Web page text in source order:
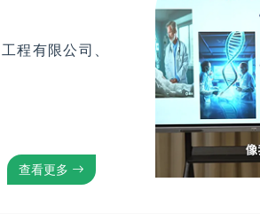
程有限公司、
查看更多